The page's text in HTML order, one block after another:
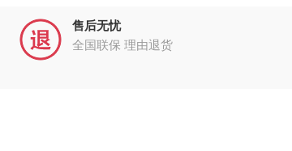
售后无忧
全国联保 理由退货